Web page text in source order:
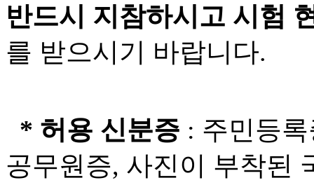
반드시 지참하시고 시험
를 받으시기 바랍니다.
* 허용 신분증 : 주민등
공무원증, 사진이 부착된